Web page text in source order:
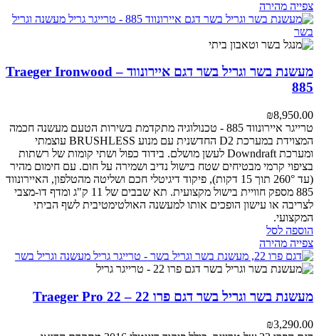
צפייה מהירה
מעשנת בשר וגריל בשר דגם איירונווד – Traeger Ironwood
885
₪8,950.00
טרייגר איירונווד 885 - טכנולוגיה מתקדמת בשירות הטעם
מעשנה חכמה
המצוידת במערכת D2 החדשנית עם מנוע BRUSHLESS עוצמתי
ומערכת Downdraft לעשן מושלם. בידוד כפול ושתי קומות של רשתות
בציפוי קרמי מבטיחים שטח בישול נדיב ושמירה על חום. עם חימום מהיר
(עד 260° תוך 15 דקות), פיקוד דיגיטלי חכם ושליטה מהטלפון, האיירונווד
885 מספק חוויית בישול מקצועית. תא שבבים של 11 ק"ג ומדף דו-מצבי
לצריבה או עישון הופכים אותו למעשנה האולטימטיבית לשף הביתי
המקצועי.
הוספה לסל
צפייה מהירה
מעשנת בשר וגריל בשר דגם פרו 22 – Traeger Pro 22
₪3,290.00